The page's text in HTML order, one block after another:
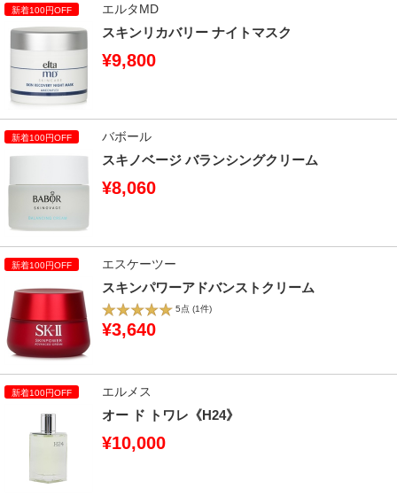
エルタMD
スキンリカバリー ナイトマスク
¥9,800
バボール
スキノベージ バランシングクリーム
¥8,060
エスケーツー
スキンパワーアドバンストクリーム
5点 (1件)
¥3,640
エルメス
オー ド トワレ《H24》
¥10,000